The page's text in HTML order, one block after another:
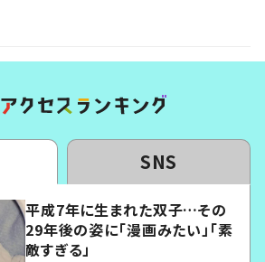
SNS
平成7年に生まれた双子…その
29年後の姿に「漫画みたい」「素
敵すぎる」